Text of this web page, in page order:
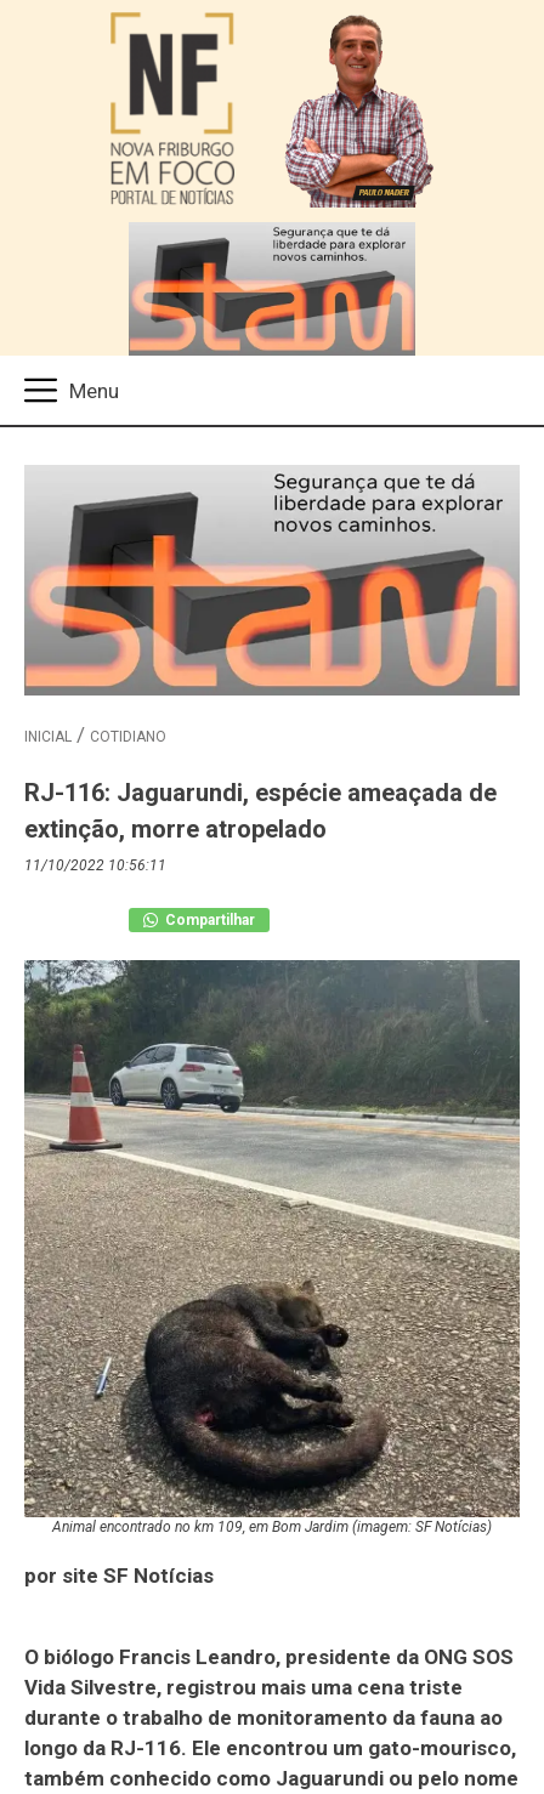
INICIAL COTIDIANO
RJ-116: Jaguarundi, espécie ameaçada de
extinção, morre atropelado
11/10/2022 10:56:11
Compartilhar
Animal encontrado no km 109, em Bom Jardim (imagem: SF Notícias)
por site SF Notícias
O biólogo Francis Leandro, presidente da ONG SOS
Vida Silvestre, registrou mais uma cena triste
durante o trabalho de monitoramento da fauna ao
longo da RJ-116. Ele encontrou um gato-mourisco,
também conhecido como Jaguarundi ou pelo nome